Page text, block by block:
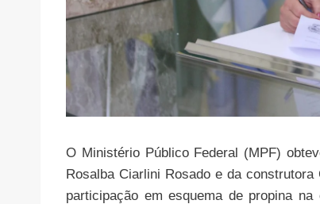
O Ministério Público Federal (MPF)
Rosalba Ciarlini Rosado e da
participação em esquema de propina